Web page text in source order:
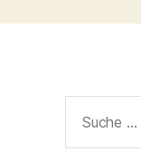
nach: